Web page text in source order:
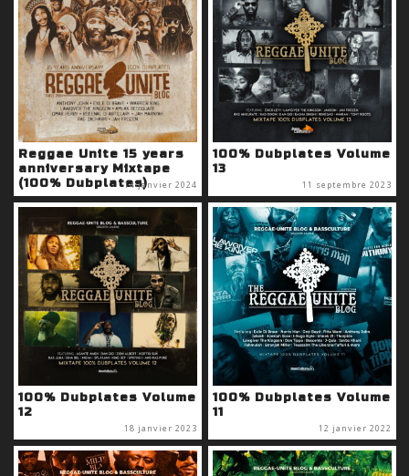
Reggae Unite 15 years
anniversary Mixtape
(100% Dubplates)14 janvier 2024
100% Dubplates Volume
13
11 septembre 2023
100% Dubplates Volume
12
18 janvier 2023
100% Dubplates Volume
11
12 janvier 2022